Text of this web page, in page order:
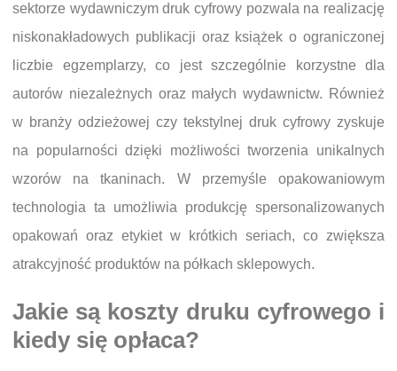
sektorze wydawniczym druk cyfrowy pozwala na realizację
niskonakładowych publikacji oraz książek o ograniczonej
liczbie egzemplarzy, co jest szczególnie korzystne dla
autorów niezależnych oraz małych wydawnictw. Również
w branży odzieżowej czy tekstylnej druk cyfrowy zyskuje
na popularności dzięki możliwości tworzenia unikalnych
wzorów na tkaninach. W przemyśle opakowaniowym
technologia ta umożliwia produkcję spersonalizowanych
opakowań oraz etykiet w krótkich seriach, co zwiększa
atrakcyjność produktów na półkach sklepowych.
Jakie są koszty druku cyfrowego i
kiedy się opłaca?